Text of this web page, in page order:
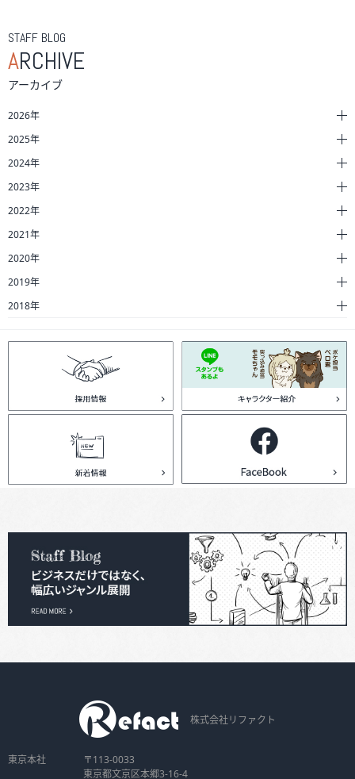
STAFF BLOG
ARCHIVE
アーカイブ
2026年
2025年
2024年
2023年
2022年
2021年
2020年
2019年
2018年
株式会社リファクト
東京本社
〒113-0033
東京都文京区本郷3-16-4